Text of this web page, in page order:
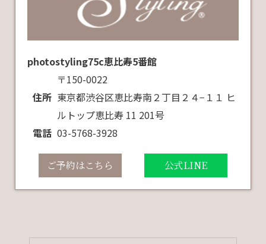
photostyling75c恵比寿5番館
住所
〒150-0022
東京都渋谷区恵比寿南２丁目２４−１１ ヒ
ルトップ恵比寿 11 201号
電話 03-5768-3928
ご予約はこちら 公式LINE